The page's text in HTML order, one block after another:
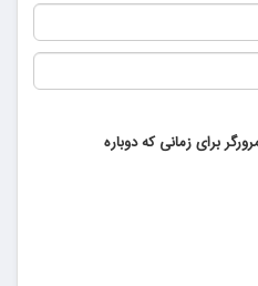
برای زمانی که دوباره